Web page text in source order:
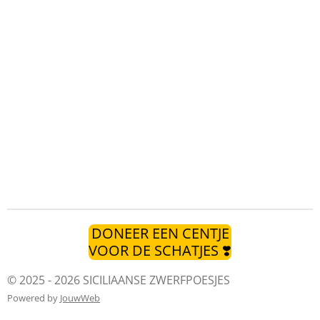
DONEER EEN CENTJE
VOOR DE SCHATJES ❣️
© 2025 - 2026 SICILIAANSE ZWERFPOESJES
Powered by JouwWeb